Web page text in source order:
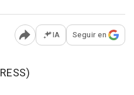
Abrir opciones para
IA Seguir en